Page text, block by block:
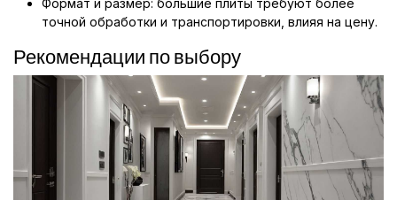
точной обработки и транспортировки, влияя на цену.
Рекомендации по выбору